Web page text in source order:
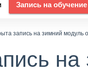
Запись на обучение
запись на зимний модуль